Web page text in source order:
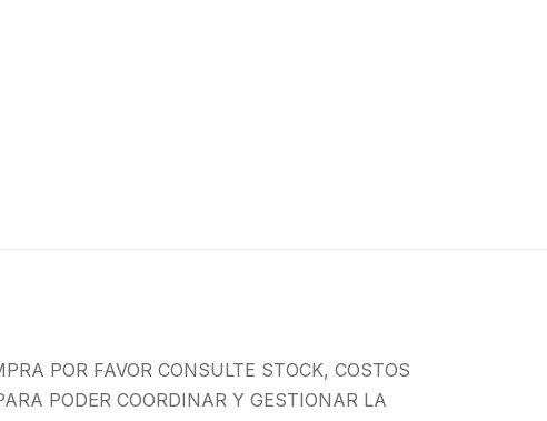
POR FAVOR CONSULTE STOCK, COSTOS
PODER COORDINAR Y GESTIONAR LA